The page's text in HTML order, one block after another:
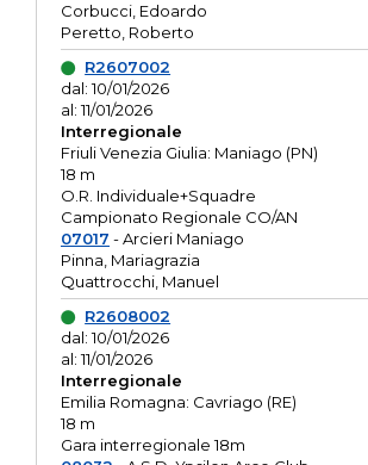
Corbucci, Edoardo
Peretto, Roberto
R2607002
dal: 10/01/2026
al: 11/01/2026
Interregionale
Friuli Venezia Giulia: Maniago (PN)
18 m
O.R. Individuale+Squadre
Campionato Regionale CO/AN
07017 - Arcieri Maniago
Pinna, Mariagrazia
Quattrocchi, Manuel
R2608002
dal: 10/01/2026
al: 11/01/2026
Interregionale
Emilia Romagna: Cavriago (RE)
18 m
Gara interregionale 18m